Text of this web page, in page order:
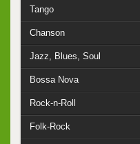
Tango
Chanson
Jazz, Blues, Soul
Bossa Nova
Rock-n-Roll
Folk-Rock